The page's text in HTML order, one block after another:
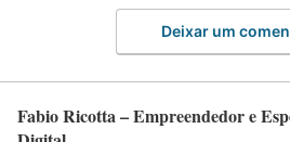
Deixar um
Fabio Ricotta – Empreendedor e